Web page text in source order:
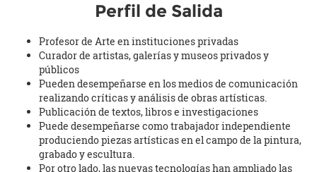
Perfil de Salida
Profesor de Arte en instituciones privadas
Curador de artistas, galerías y museos privados y
públicos
Pueden desempeñarse en los medios de comunicación
realizando críticas y análisis de obras artísticas.
Publicación de textos, libros e investigaciones
Puede desempeñarse como trabajador independiente
produciendo piezas artísticas en el campo de la pintura,
grabado y escultura.
Por otro lado, las nuevas tecnologías han ampliado las